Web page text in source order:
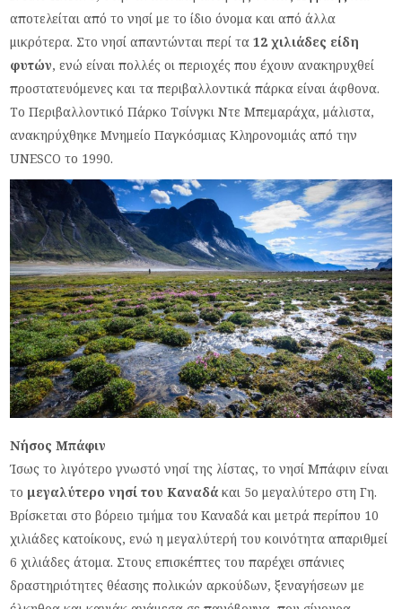
αποτελείται από το νησί με το ίδιο όνομα και από άλλα
μικρότερα. Στο νησί απαντώνται περί τα12 χιλιάδες είδη
φυτών, ενώ είναι πολλές οι περιοχές που έχουν ανακηρυχθεί
προστατευόμενες και τα περιβαλλοντικά πάρκα είναι άφθονα.
Το Περιβαλλοντικό Πάρκο Τσίνγκι Ντε Μπεμαράχα, μάλιστα,
ανακηρύχθηκε Μνημείο Παγκόσμιας Κληρονομιάς από την
UNESCO το 1990.
Νήσος Μπάφιν
Ίσως το λιγότερο γνωστό νησί της λίστας, το νησί Μπάφιν είναι
το μεγαλύτερο νησί του Καναδάκαι 5ο μεγαλύτερο στη Γη.
Βρίσκεται στο βόρειο τμήμα του Καναδά και μετρά περίπου 10
χιλιάδες κατοίκους, ενώ η μεγαλύτερή του κοινότητα απαριθμεί
6 χιλιάδες άτομα. Στους επισκέπτες του παρέχει σπάνιες
δραστηριότητες θέασης πολικών αρκούδων, ξεναγήσεων με